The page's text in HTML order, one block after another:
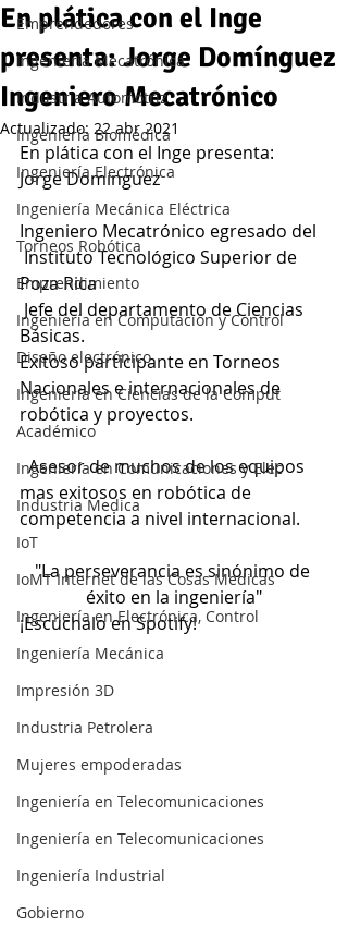
Emprendedores
Ingeniería Mecatrónica
Industria Automotriz
Ingeniería Biomédica
Ingeniería Electrónica
Ingeniería Mecánica Eléctrica
Torneos Robótica
Emprendimiento
Ingeniería en Computación y Control
Diseño electrónico
Ingeniería en Ciencias de la Comput
Académico
Ingeniería en Comunicaciones y Elec
Industria Medica
IoT
IoMT Internet de las Cosas Medicas
Ingeniería en Electrónica, Control
Ingeniería Mecánica
Impresión 3D
Industria Petrolera
Mujeres empoderadas
Ingeniería en Telecomunicaciones
Ingeniería en Telecomunicaciones
Ingeniería Industrial
Gobierno
En plática con el Inge
presenta: Jorge Domínguez
Ingeniero Mecatrónico
Actualizado: 22 abr 2021
En plática con el Inge presenta:
Jorge Domínguez
Ingeniero Mecatrónico egresado del
Instituto Tecnológico Superior de
Poza Rica
Básicas.
Exitoso participante en Torneos
Nacionales e internacionales de
robótica y proyectos.
  Asesor de muchos de los equipos
mas exitosos en robótica de
competencia a nivel internacional.
"La perseverancia es sinónimo de
éxito en la ingeniería"
¡Escúchalo en Spotify!